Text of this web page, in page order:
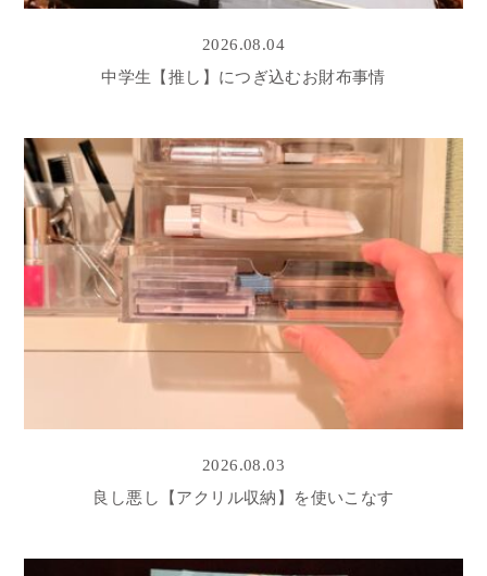
2026.08.04
中学生【推し】につぎ込むお財布事情
2026.08.03
良し悪し【アクリル収納】を使いこなす